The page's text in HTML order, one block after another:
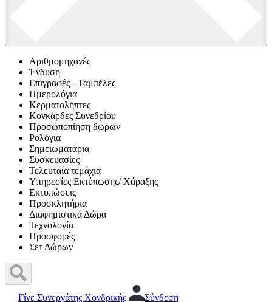
Αριθμομηχανές
Ένδυση
Επιγραφές - Ταμπέλες
Ημερολόγια
Κερματολήπτες
Κονκάρδες Συνεδρίου
Προσωποπίηση δώρων
Ρολόγια
Σημειωματάρια
Συσκευασίες
Τελευταία τεμάχια
Υπηρεσίες Εκτύπωσης/ Χάραξης
Εκτυπώσεις
Προσκλητήρια
Διαφημιστικά Δώρα
Τεχνολογία
Προσφορές
Σετ Δώρων
Γίνε Συνεργάτης Χονδρικής Σύνδεση